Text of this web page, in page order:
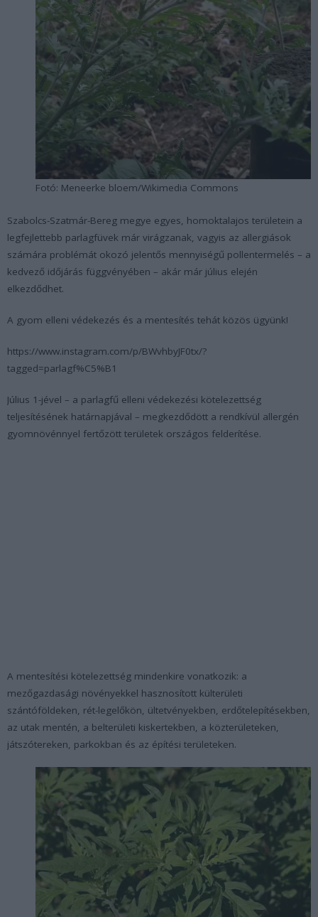
Fotó: Meneerke bloem/Wikimedia Commons
Szabolcs-Szatmár-Bereg megye egyes, homoktalajos területein a
legfejlettebb parlagfüvek már virágzanak, vagyis az allergiások
számára problémát okozó jelentős mennyiségű pollentermelés – a
kedvező időjárás függvényében – akár már július elején
elkezdődhet.
A gyom elleni védekezés és a mentesítés tehát közös ügyünk!
https://www.instagram.com/p/BWvhbyJF0tx/?
tagged=parlagf%C5%B1
Július 1-jével – a parlagfű elleni védekezési kötelezettség
teljesítésének határnapjával – megkezdődött a rendkívül allergén
gyomnövénnyel fertőzött területek országos felderítése.
A mentesítési kötelezettség mindenkire vonatkozik: a
mezőgazdasági növényekkel hasznosított külterületi
szántóföldeken, rét-legelőkön, ültetvényekben, erdőtelepítésekben,
az utak mentén, a belterületi kiskertekben, a közterületeken,
játszótereken, parkokban és az építési területeken.